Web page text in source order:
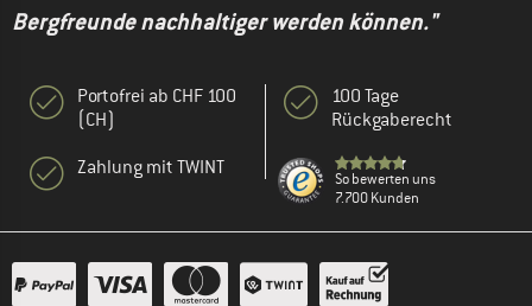
Bergfreunde nachhaltiger werden können."
Portofrei ab CHF 100
(CH)
Zahlung mit TWINT
100 Tage
Rückgaberecht
So bewerten uns
7.700 Kunden